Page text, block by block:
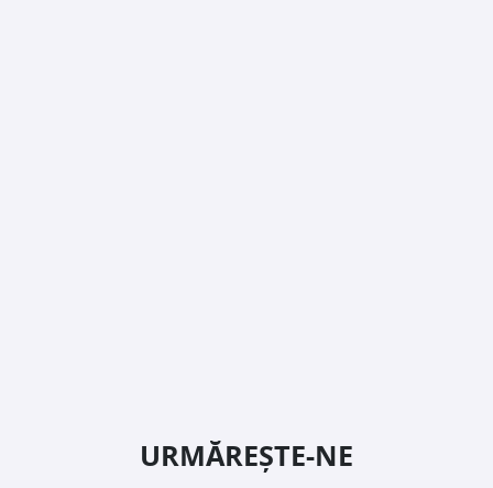
URMĂREȘTE-NE